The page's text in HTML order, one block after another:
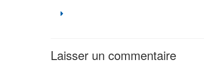
Laisser un commentaire